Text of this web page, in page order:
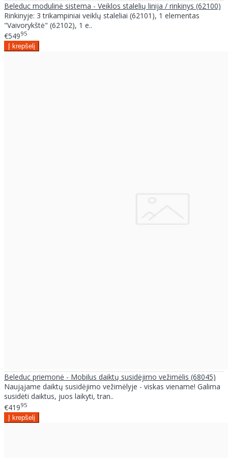
Beleduc modulinė sistema - Veiklos stalelių linija / rinkinys (62100)
Rinkinyje: 3 trikampiniai veiklų staleliai (62101), 1 elementas
"Vaivorykštė" (62102), 1 e..
€54995
Beleduc priemonė - Mobilus daiktų susidėjimo vežimėlis (68045)
Naująjame daiktų susidėjimo vežimėlyje - viskas viename! Galima
susidėti daiktus, juos laikyti, tran..
€41995